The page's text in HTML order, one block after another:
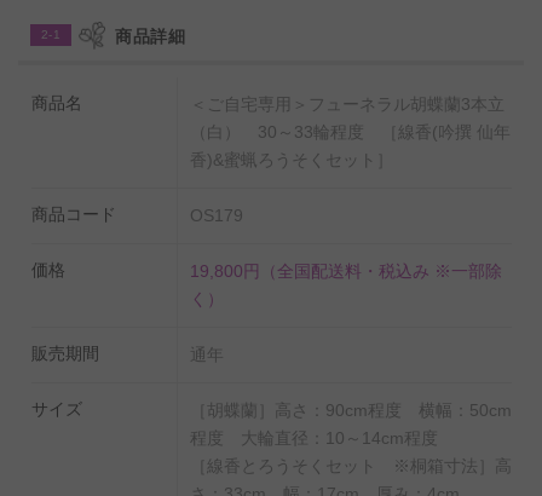
花、自宅葬などの供花、お悔み花、お供え花、お供え
【線香（吟撰 仙年香）】
「仙年香」を進物用に特別調合した線香で、最高級クラ
し、気品のある香りが特徴
【ろうそく（蜜蝋ろうそく）】
間が15分と30分の使いやすい2サイズ展開
燃焼時間；ローソク小：15分程度 ローソク大：30分程
2-1 商品詳細
商品名
＜ご自宅専用＞フューネラル胡蝶蘭3本立
（白） 30～33輪程度 ［線香(吟撰 仙年
香)&蜜蝋ろうそくセット］
商品コード OS179
価格 19,800円
（全国配送料・税込み ※一部除
く）
販売期間 通年
サイズ
［胡蝶蘭］高さ：90cm程度 横幅：50cm
程度 大輪直径：10～14cm程度
［線香とろうそくセット ※桐箱寸法］高